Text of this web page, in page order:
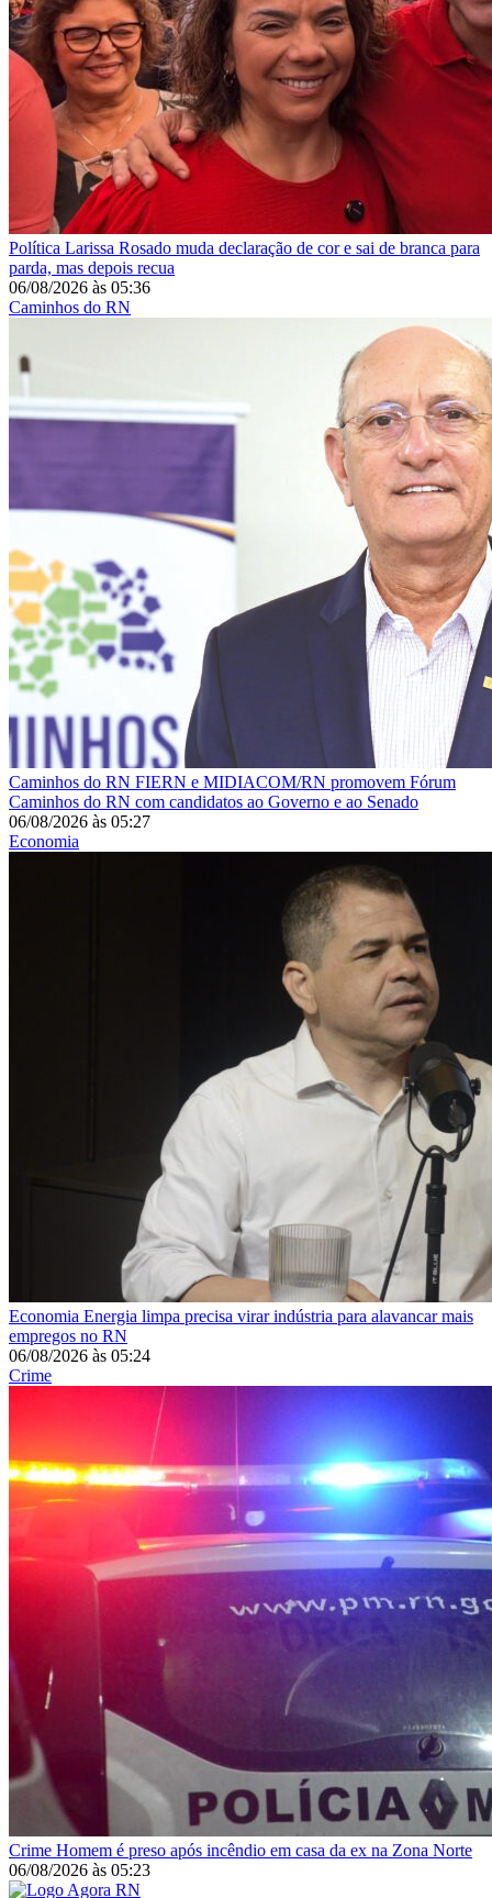
Política Larissa Rosado muda declaração de cor e sai de branca para
parda, mas depois recua
06/08/2026 às 05:36
Caminhos do RN
Caminhos do RN FIERN e MIDIACOM/RN promovem Fórum
Caminhos do RN com candidatos ao Governo e ao Senado
06/08/2026 às 05:27
Economia
Economia Energia limpa precisa virar indústria para alavancar mais
empregos no RN
06/08/2026 às 05:24
Crime
Crime Homem é preso após incêndio em casa da ex na Zona Norte
06/08/2026 às 05:23